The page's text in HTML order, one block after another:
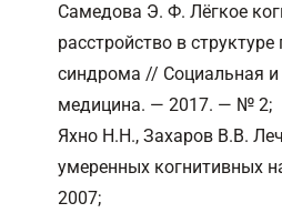
Самедова Э. Ф. Лёгкое
расстройство в
синдрома // Социальная и
медицина. — 2017. — № 2;
Яхно Н.Н., Захаров В.В.
умеренных когнитивных
2007;